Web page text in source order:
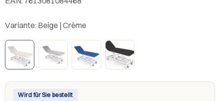
Variante: Beige | Crème
Wird für Sie bestellt